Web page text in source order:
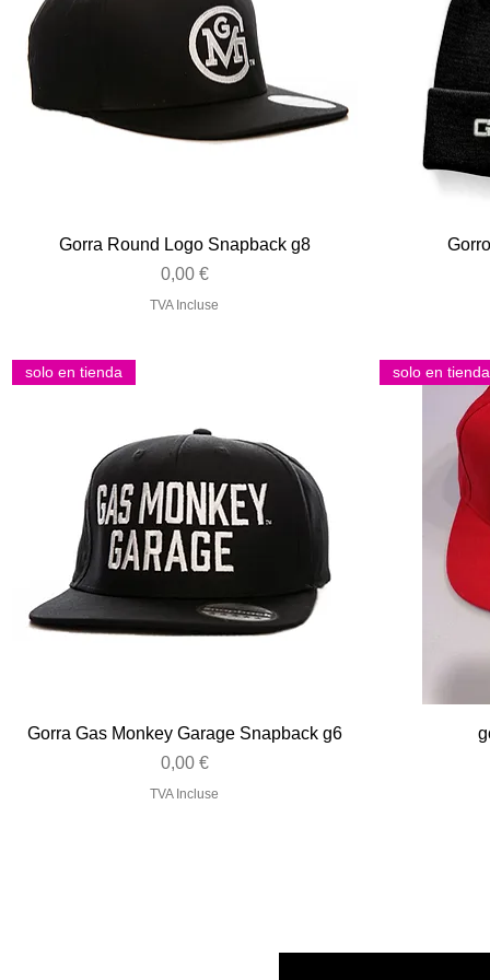
Aperçu rapide
Gorra Round Logo Snapback g8
Prix
0,00 €
TVA Incluse
Aperçu rapide
solo en tienda
Gorra Gas Monkey Garage Snapback g6
Prix
0,00 €
TVA Incluse
solo en tienda